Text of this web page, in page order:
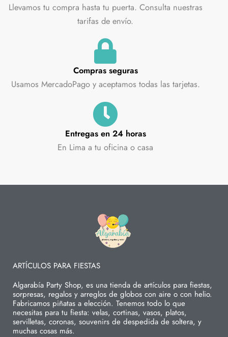
Llevamos tu compra hasta tu puerta. Consulta nuestras
tarifas de envío.
Compras seguras
Usamos MercadoPago y aceptamos todas las tarjetas.
Entregas en 24 horas
En Lima a tu oficina o casa
ARTÍCULOS PARA FIESTAS
Algarabía Party Shop, es una tienda de artículos para fiestas,
sorpresas, regalos y arreglos de globos con aire o con helio.
Fabricamos piñatas a elección. Tenemos todo lo que
necesitas para tu fiesta: velas, cortinas, vasos, platos,
servilletas, coronas, souvenirs de despedida de soltera, y
muchas cosas más.